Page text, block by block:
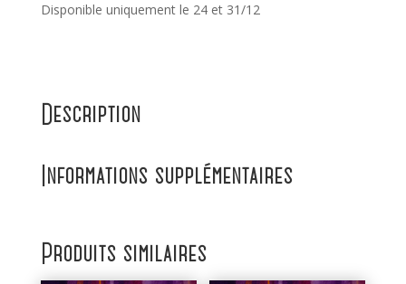
Disponible uniquement le 24 et 31/12
Description
Informations supplémentaires
Produits similaires